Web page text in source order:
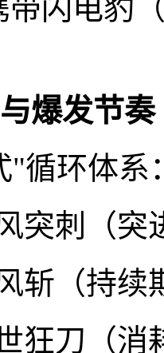
闪电豹
爆发节奏
"循环体系
突刺（突
斩（持续
狂刀（消